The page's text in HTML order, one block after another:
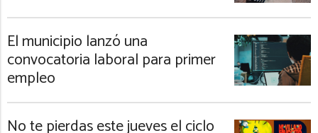
El municipio lanzó una
convocatoria laboral para primer
empleo
No te pierdas este jueves el ciclo